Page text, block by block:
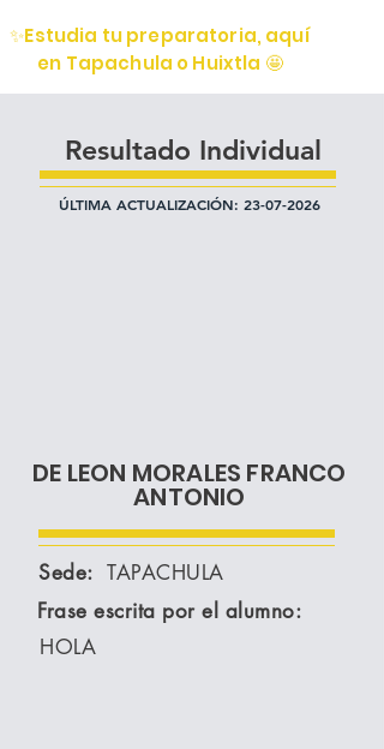
✨Estudia tu preparatoria, aquí
en Tapachula o Huixtla 🤩
Resultado Individual
ÚLTIMA ACTUALIZACIÓN: 23-07-2026
DE LEON MORALES FRANCO
ANTONIO
Sede: TAPACHULA
Frase escrita por el alumno:
HOLA